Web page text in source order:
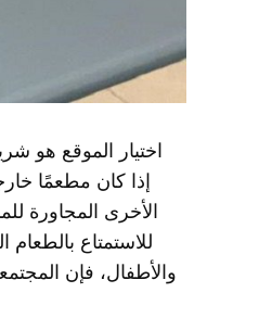
اختيار الموقع هو
إذا كان مطعمًا
الأخرى المجاورة
للاستمتاع
والأطفال، فإن